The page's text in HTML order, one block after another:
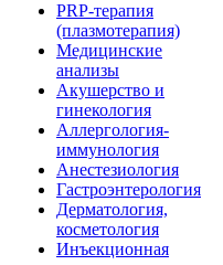
PRP-терапия
(плазмотерапия)
Медицинские
анализы
Акушерство и
гинекология
Аллергология-
иммунология
Анестезиология
Гастроэнтерология
Дерматология,
косметология
Инъекционная